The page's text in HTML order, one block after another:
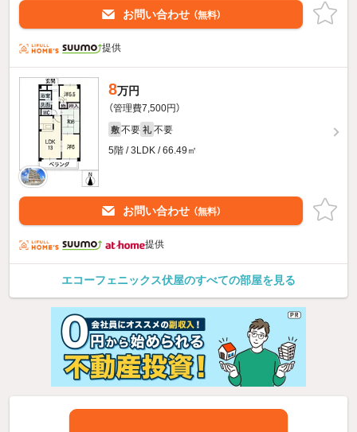
お問い合わせ （無料）
提供
8万円
（管理費7,500円）
敷 不要 礼 不要
5階 / 3LDK / 66.49㎡
お問い合わせ （無料）
提供
エコーフェニックス伏屋のすべての部屋を見る